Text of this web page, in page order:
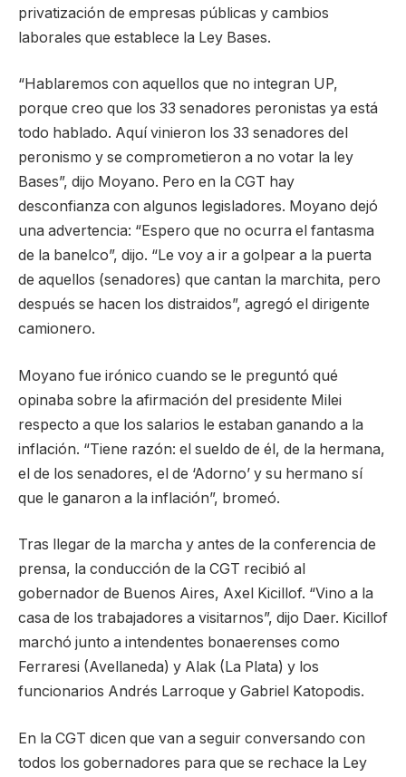
privatización de empresas públicas y cambios
laborales que establece la Ley Bases.
“Hablaremos con aquellos que no integran UP,
porque creo que los 33 senadores peronistas ya está
todo hablado. Aquí vinieron los 33 senadores del
peronismo y se comprometieron a no votar la ley
Bases”, dijo Moyano. Pero en la CGT hay
desconfianza con algunos legisladores. Moyano dejó
una advertencia: “Espero que no ocurra el fantasma
de la banelco”, dijo. “Le voy a ir a golpear a la puerta
de aquellos (senadores) que cantan la marchita, pero
después se hacen los distraidos”, agregó el dirigente
camionero.
Moyano fue irónico cuando se le preguntó qué
opinaba sobre la afirmación del presidente Milei
respecto a que los salarios le estaban ganando a la
inflación. “Tiene razón: el sueldo de él, de la hermana,
el de los senadores, el de ‘Adorno’ y su hermano sí
que le ganaron a la inflación”, bromeó.
Tras llegar de la marcha y antes de la conferencia de
prensa, la conducción de la CGT recibió al
gobernador de Buenos Aires, Axel Kicillof. “Vino a la
casa de los trabajadores a visitarnos”, dijo Daer. Kicillof
marchó junto a intendentes bonaerenses como
Ferraresi (Avellaneda) y Alak (La Plata) y los
funcionarios Andrés Larroque y Gabriel Katopodis.
En la CGT dicen que van a seguir conversando con
todos los gobernadores para que se rechace la Ley